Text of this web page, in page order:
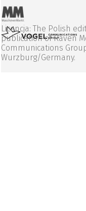
Licencja: The Polish
publication of Raven
Communications
Wurzburg/Germany.